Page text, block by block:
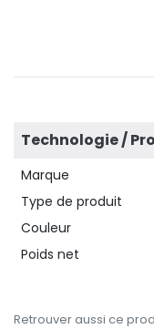
Technologie /
Marque
Type de produit
Couleur
Poids net
Retrouver aussi ce